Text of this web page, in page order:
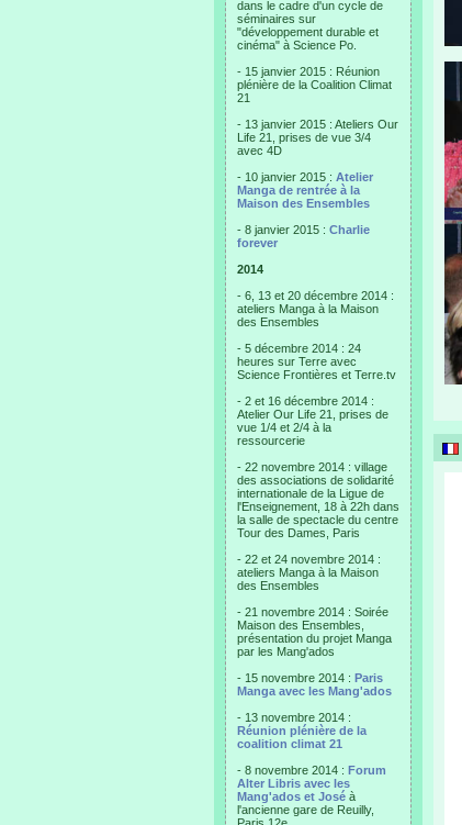
dans le cadre d'un cycle de
séminaires sur
"développement durable et
cinéma" à Science Po.
- 15 janvier 2015 : Réunion
plénière de la Coalition Climat
21
- 13 janvier 2015 : Ateliers Our
Life 21, prises de vue 3/4
avec 4D
- 10 janvier 2015 : Atelier
Manga de rentrée à la
Maison des Ensembles
- 8 janvier 2015 : Charlie
forever
2014
- 6, 13 et 20 décembre 2014 :
ateliers Manga à la Maison
des Ensembles
- 5 décembre 2014 : 24
heures sur Terre avec
Science Frontières et Terre.tv
- 2 et 16 décembre 2014 :
Atelier Our Life 21, prises de
vue 1/4 et 2/4 à la
ressourcerie
- 22 novembre 2014 : village
des associations de solidarité
internationale de la Ligue de
l'Enseignement, 18 à 22h dans
la salle de spectacle du centre
Tour des Dames, Paris
- 22 et 24 novembre 2014 :
ateliers Manga à la Maison
des Ensembles
- 21 novembre 2014 : Soirée
Maison des Ensembles,
présentation du projet Manga
par les Mang'ados
- 15 novembre 2014 : Paris
Manga avec les Mang'ados
- 13 novembre 2014 :
Réunion plénière de la
coalition climat 21
- 8 novembre 2014 : Forum
Alter Libris avec les
Mang'ados et José à
l'ancienne gare de Reuilly,